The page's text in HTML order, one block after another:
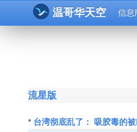
温哥华天空 信息
流星版
* 台湾彻底乱了： 吸胶毒的